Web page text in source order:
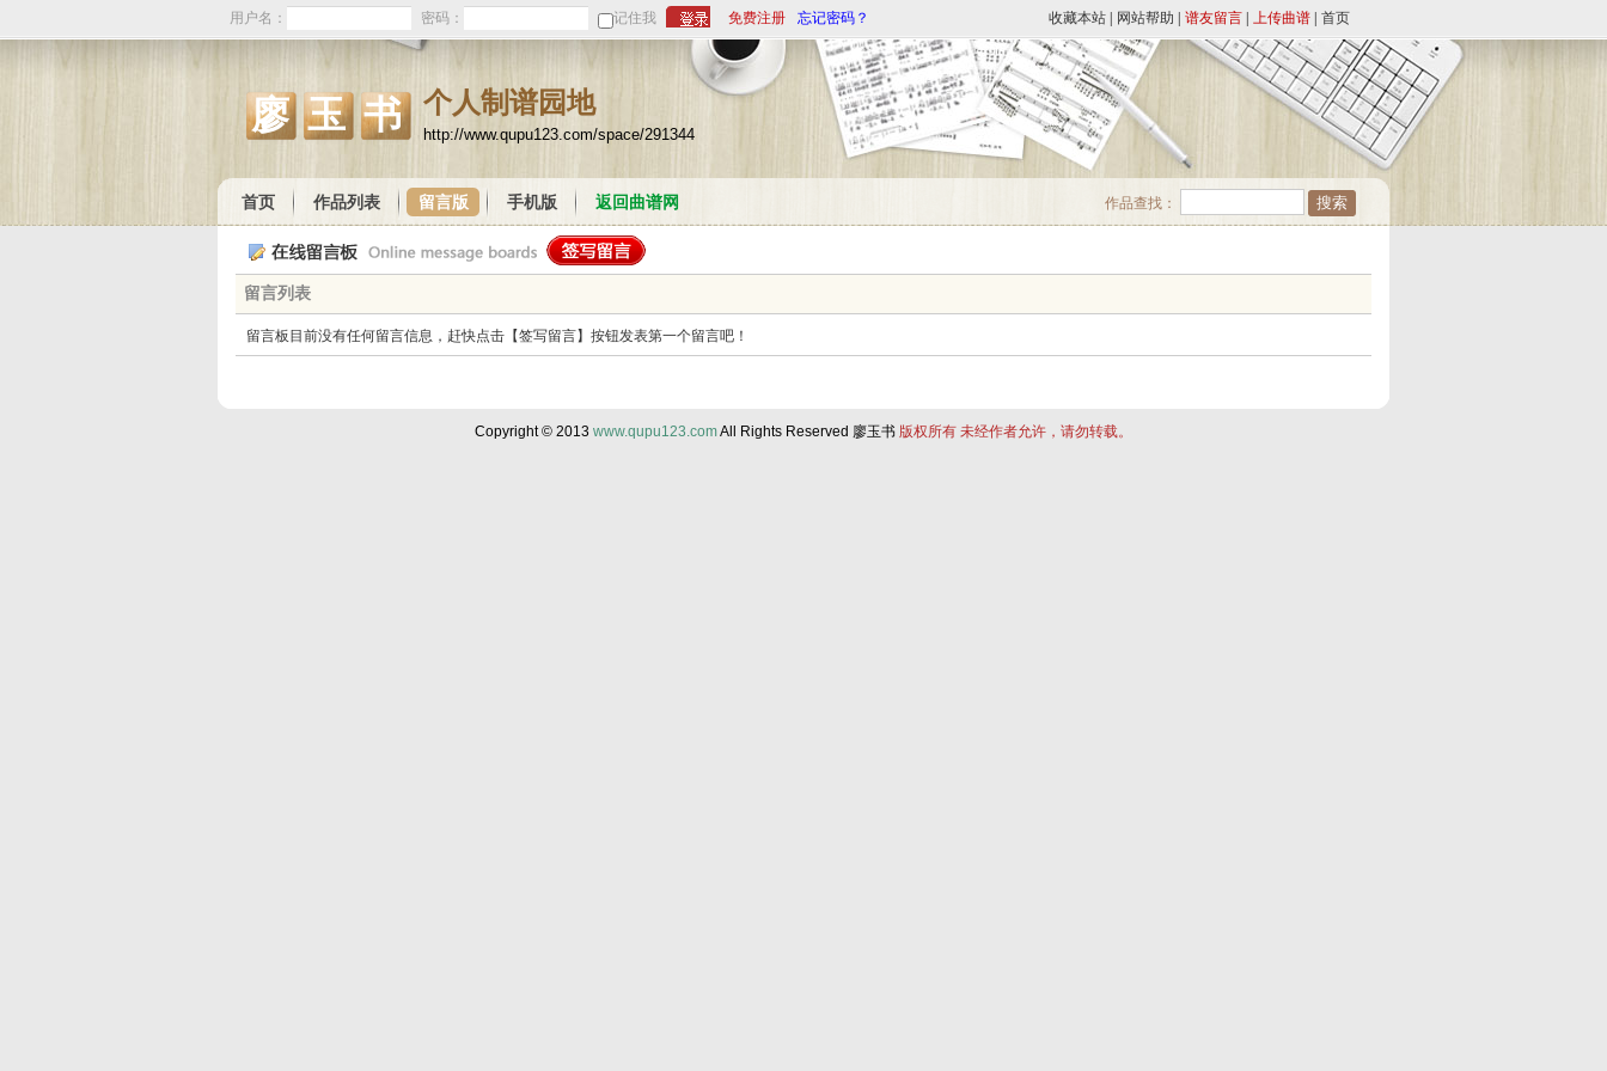
用户名： 密码： 记住我 免费注册 忘记密码？ 收藏本站 网站帮助 谱友留言 上传曲谱 首页
廖玉书 个人制谱园地
http://www.qupu123.com/space/291344
作品查找：
首页 作品列表 留言版 手机版 返回曲谱网
留言列表
留言板目前没有任何留言信息，赶快点击【签写留言】按钮发表第一个留言吧！
Copyright © 2013 www.qupu123.comAll Rights Reserved 廖玉书 版权所有 未经作者允许，请勿转载。